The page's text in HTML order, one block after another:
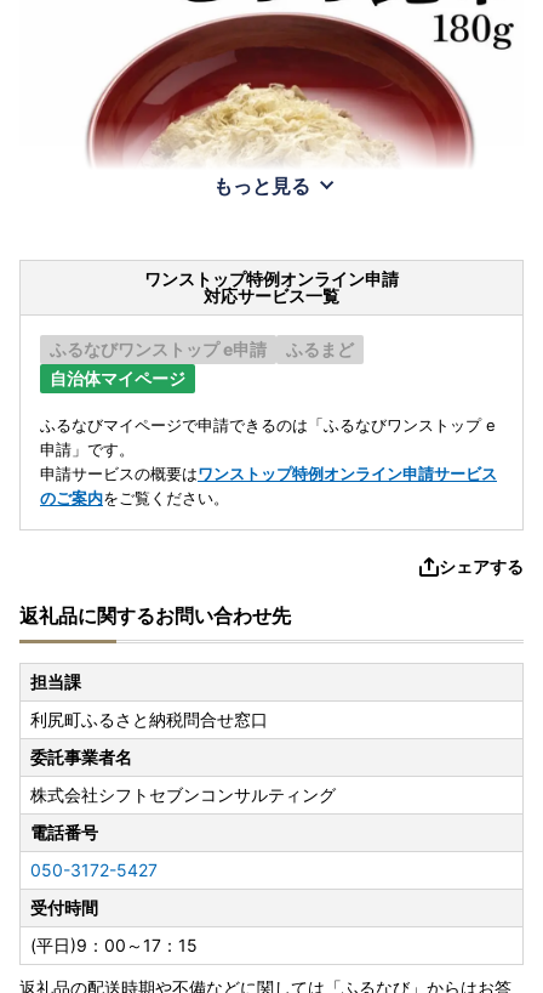
もっと見る
ワンストップ特例オンライン申請
対応サービス一覧
ふるなびワンストップ e申請
ふるまど
自治体マイページ
ふるなびマイページで申請できるのは「ふるなびワンストップ e
申請」です。
申請サービスの概要はワンストップ特例オンライン申請サービス
のご案内をご覧ください。
シェアする
返礼品に関するお問い合わせ先
担当課
利尻町ふるさと納税問合せ窓口
委託事業者名
株式会社シフトセブンコンサルティング
電話番号
050-3172-5427
受付時間
(平日)9：00～17：15
返礼品の配送時期や不備などに関しては「ふるなび」からはお答